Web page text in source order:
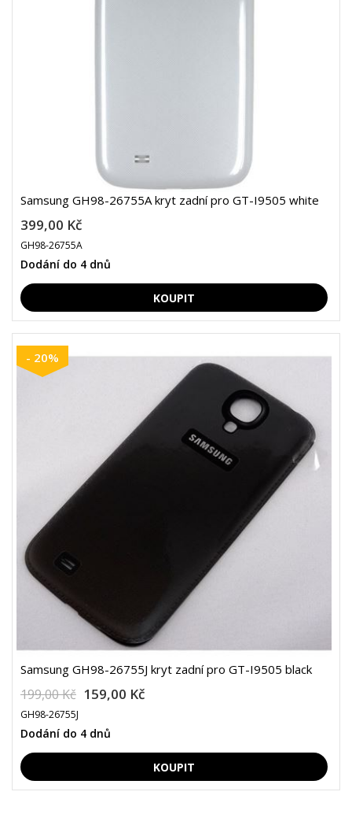
Samsung GH98-26755A kryt zadní pro GT-I9505 white
399,00 Kč
GH98-26755A
Dodání do 4 dnů
- 20%
Samsung GH98-26755J kryt zadní pro GT-I9505 black
199,00 Kč 159,00 Kč
GH98-26755J
Dodání do 4 dnů